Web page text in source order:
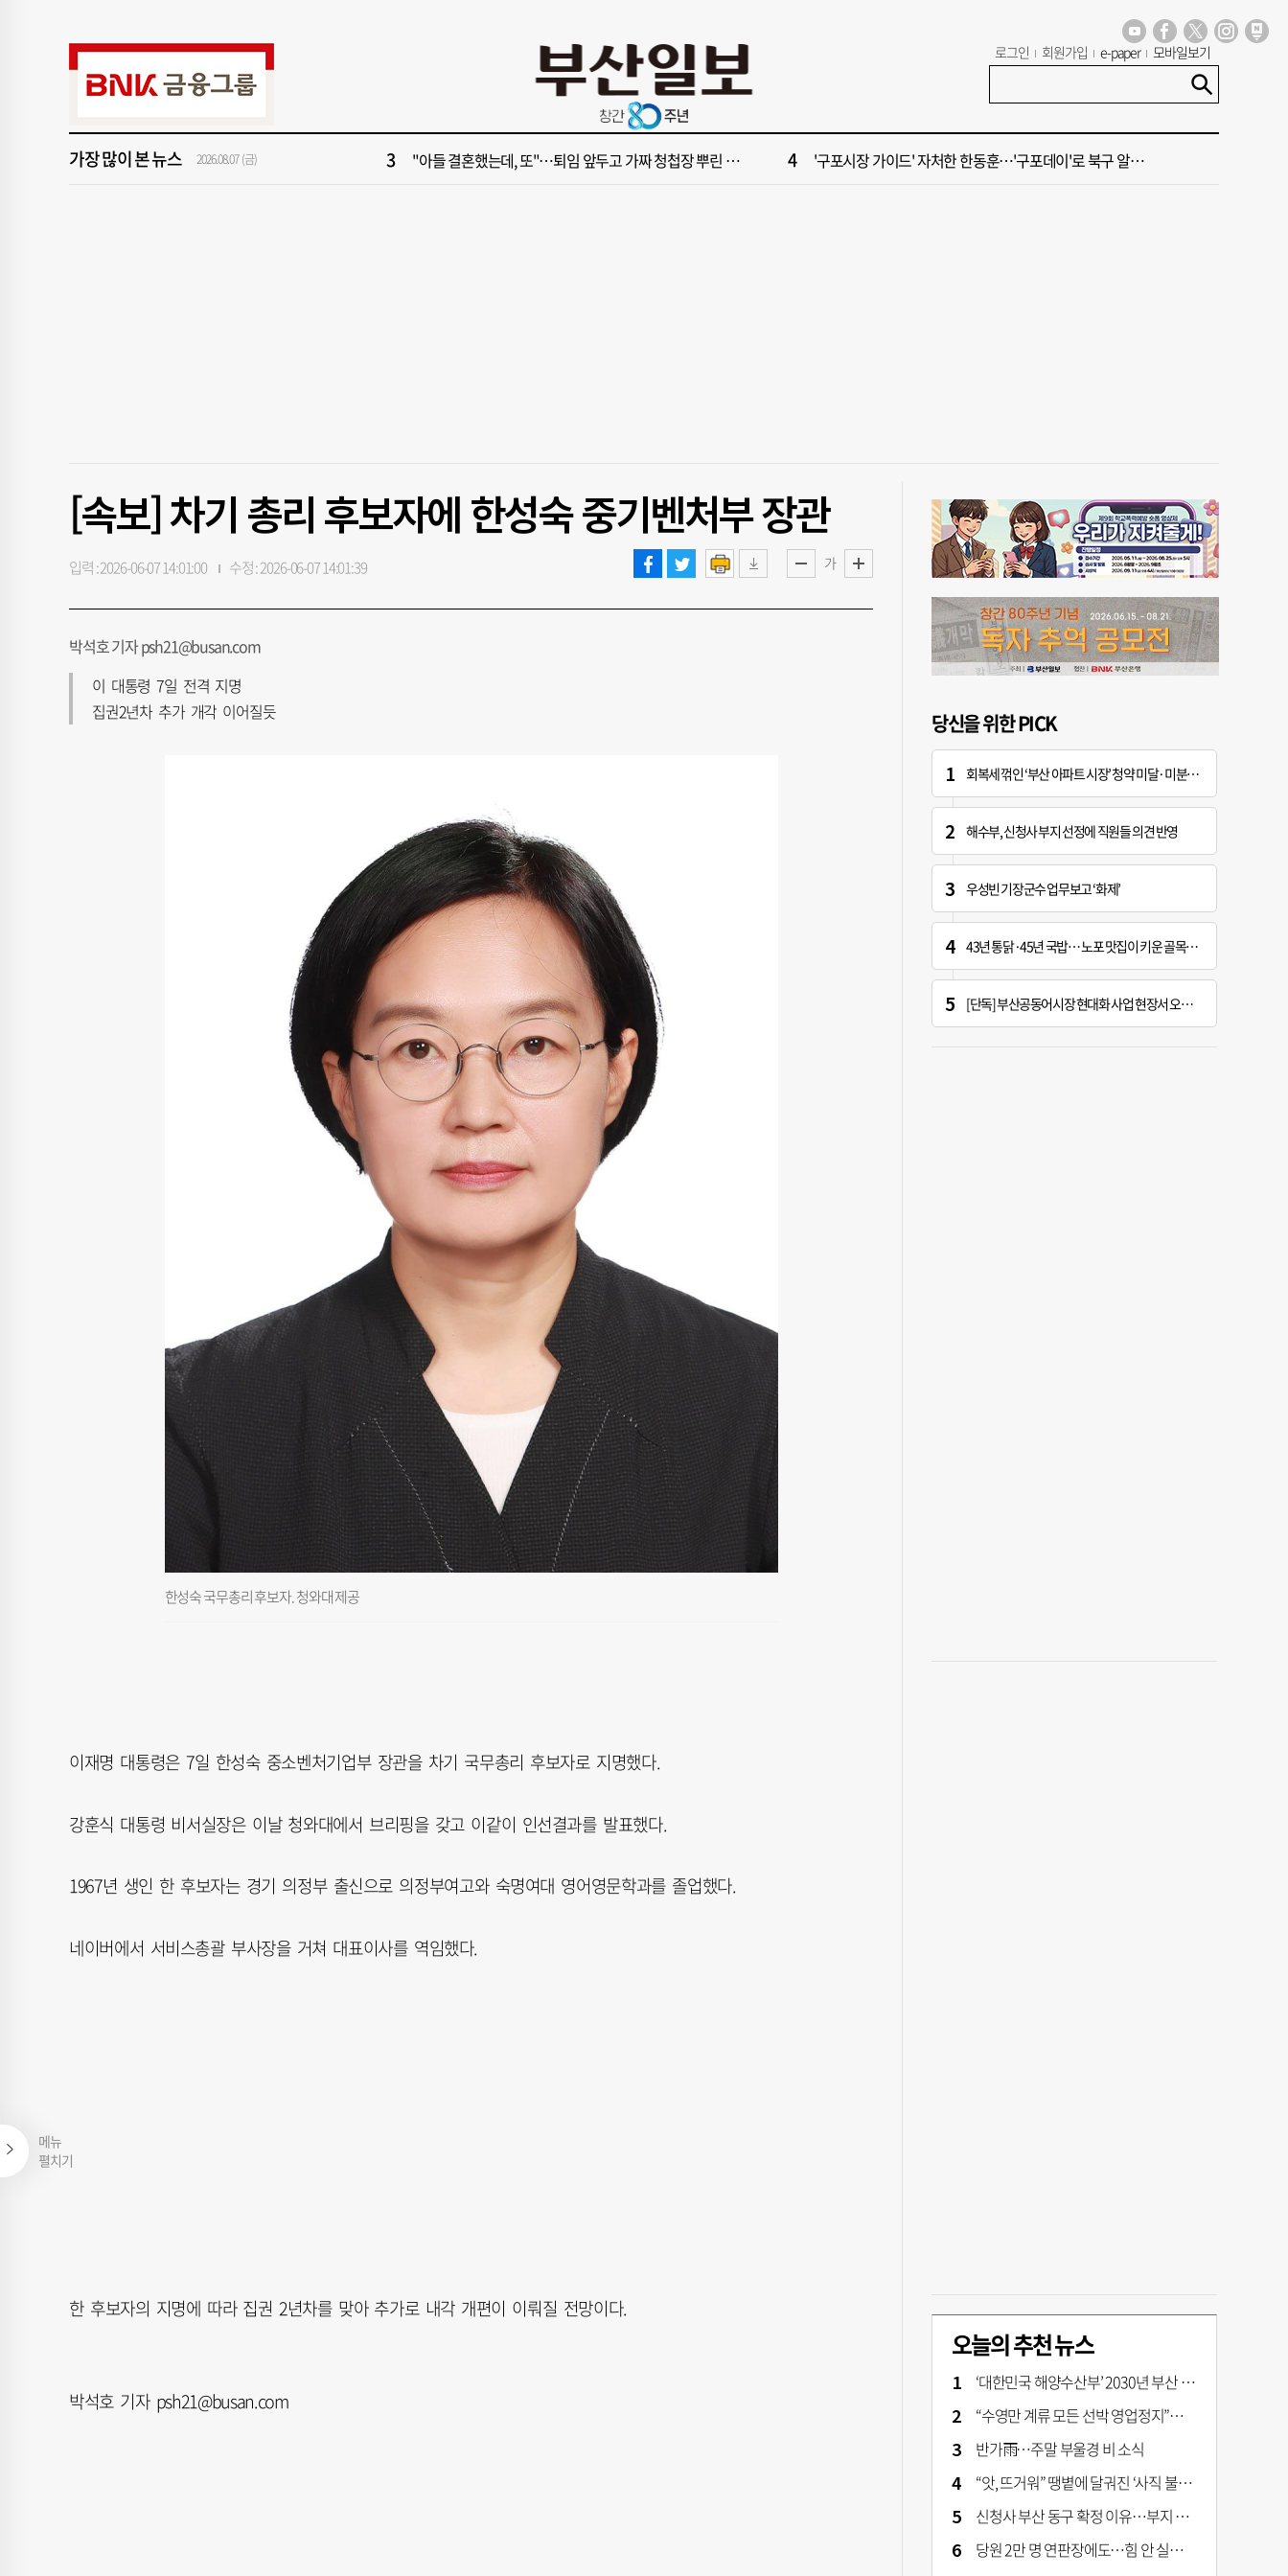
로그인 회원가입 e-paper 모바일보기
메뉴
펼치기
가장 많이 본 뉴스 2026.08.07 (금)
2028년 첫삽 뜬다더니… ‘범천기지창’ 다시 원점 서면1번가 상권활성화, 금정구 용역 그대로 ‘복붙’
[속보] 제13호 태풍 돌핀 경로, 내주 중국 상륙…'불가마 더위' 언제까지 해수부 신청사, 북항 재개발 부지 복합항만지구 확정
3 "아들 결혼했는데, 또"…퇴임 앞두고 가짜 청첩장 뿌린 초등 교장 송치 4 '구포시장 가이드' 자처한 한동훈…'구포데이'로 북구 알리기 총력
[속보] 차기 총리 후보자에 한성숙 중기벤처부 장관
가
입력 : 2026-06-07 14:01:00 수정 : 2026-06-07 14:01:39
박석호 기자 psh21@busan.com
이 대통령 7일 전격 지명
집권2년차 추가 개각 이어질듯
한성숙 국무총리 후보자. 청와대 제공
이재명 대통령은 7일 한성숙 중소벤처기업부 장관을 차기 국무총리 후보자로 지명했다.
강훈식 대통령 비서실장은 이날 청와대에서 브리핑을 갖고 이같이 인선결과를 발표했다.
1967년 생인 한 후보자는 경기 의정부 출신으로 의정부여고와 숙명여대 영어영문학과를 졸업했다.
네이버에서 서비스총괄 부사장을 거쳐 대표이사를 역임했다.
한 후보자의 지명에 따라 집권 2년차를 맞아 추가로 내각 개편이 이뤄질 전망이다.
박석호 기자 psh21@busan.com
당신을 위한 PICK
회복세 꺾인 ‘부산 아파트 시장’ 청약 미달·미분양 심화
해수부, 신청사 부지 선정에 직원들 의견 반영
우성빈 기장군수 업무보고 ‘화제’
43년 통닭·45년 국밥… 노포 맛집이 키운 골목시장 [골목시장, 다시 장날]
[단독] 부산공동어시장 현대화 사업 현장서 오염토 발견
오늘의 추천 뉴스
‘대한민국 해양수산부’ 2030년 부산 북항시대 연다
“수영만 계류 모든 선박 영업정지”… 재개발 속도전
반가雨…주말 부울경 비 소식
“앗, 뜨거워” 땡볕에 달궈진 ‘사직 불가마’ 관중석 무려 70도
신청사 부산 동구 확정 이유…부지 용이성·접근성·집적 가능성이 운명 갈랐다 [해수부 북항 시대]
당원 2만 명 연판장에도…힘 안 실리는 ‘장동혁 사퇴’ 공세